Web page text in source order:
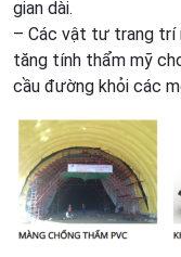
gian dài.
– Các vật tư trang trí
tăng tính thẩm mỹ
cầu đường khỏi các